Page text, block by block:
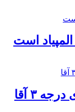
است
۳ آقا